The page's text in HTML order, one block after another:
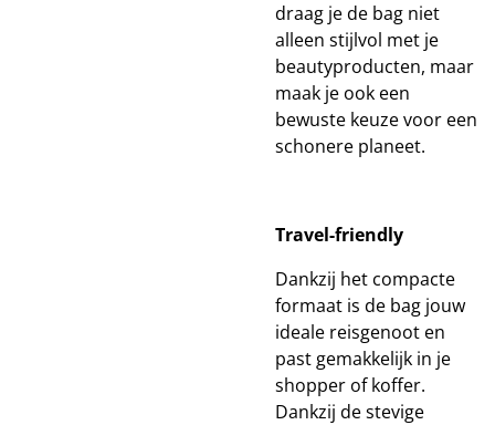
draag je de bag niet
alleen stijlvol met je
beautyproducten, maar
maak je ook een
bewuste keuze voor een
schonere planeet.
Travel-friendly
Dankzij het compacte
formaat is de bag jouw
ideale reisgenoot en
past gemakkelijk in je
shopper of koffer.
Dankzij de stevige